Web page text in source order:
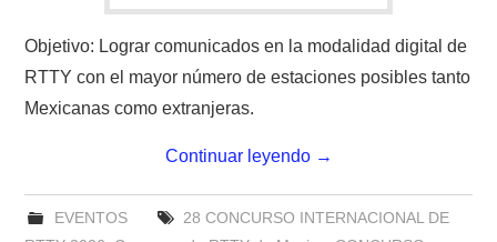
Objetivo: Lograr comunicados en la modalidad digital de
RTTY con el mayor número de estaciones posibles tanto
Mexicanas como extranjeras.
Continuar leyendo →
EVENTOS
28 CONCURSO INTERNACIONAL DE